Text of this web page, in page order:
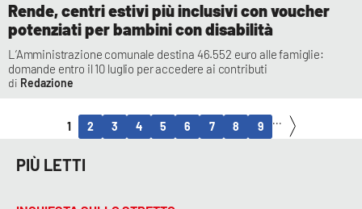
Rende, centri estivi più inclusivi con voucher
potenziati per bambini con disabilità
L’Amministrazione comunale destina 46.552 euro alle famiglie:
domande entro il 10 luglio per accedere ai contributi
Redazione
1 2 3 4 5 6 7 8 9 ...
PIÙ LETTI